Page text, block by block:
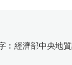
︰經濟部中央地